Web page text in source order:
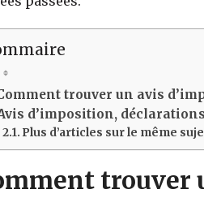
trouver un avis
d’imposition,
Plus d’articles sur le même
trouver